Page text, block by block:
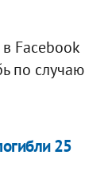
Facebook
по случаю
25